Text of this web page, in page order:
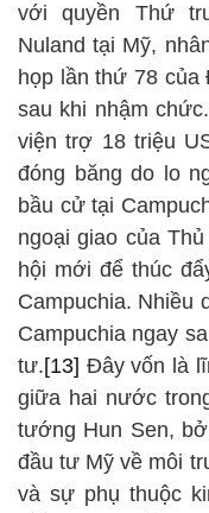
với quyền Thứ
Nuland tại Mỹ,
họp lần thứ 78 của
sau khi nhậm
viện trợ 18 triệu
đóng băng do lo
bầu cử tại
ngoại giao của
hội mới để thúc
Campuchia. Nhiều
Campuchia ngay
tư.[13] Đây vốn là
giữa hai nước
tướng Hun Sen,
đầu tư Mỹ về môi
và sự phụ thuộc